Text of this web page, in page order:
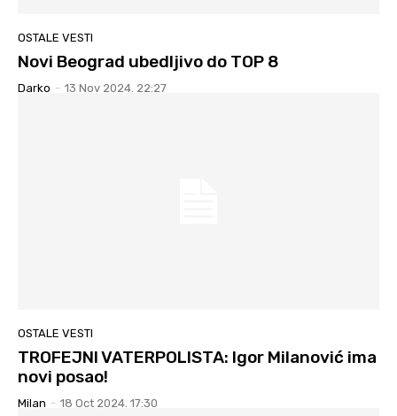
OSTALE VESTI
Novi Beograd ubedljivo do TOP 8
Darko - 13 Nov 2024. 22:27
OSTALE VESTI
TROFEJNI VATERPOLISTA: Igor Milanović ima
novi posao!
Milan - 18 Oct 2024. 17:30